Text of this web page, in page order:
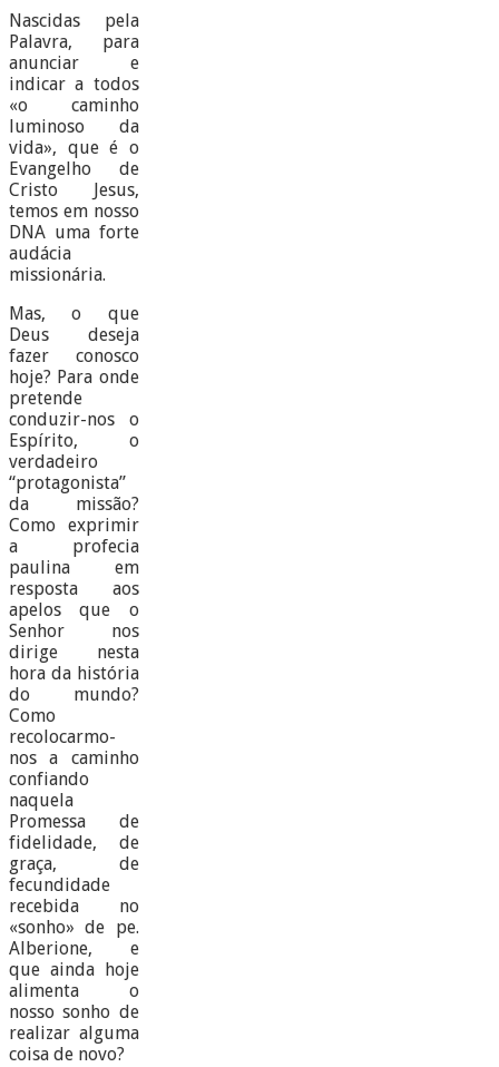
Nascidas pela
Palavra, para
anunciar e
indicar a todos
«o caminho
luminoso da
vida», que é o
Evangelho de
Cristo Jesus,
temos em nosso
DNA uma forte
audácia
missionária.
Mas, o que
Deus deseja
fazer conosco
hoje? Para onde
pretende
conduzir-nos o
Espírito, o
verdadeiro
“protagonista”
da missão?
Como exprimir
a profecia
paulina em
resposta aos
apelos que o
Senhor nos
dirige nesta
hora da história
do mundo?
Como
recolocarmo-
nos a caminho
confiando
naquela
Promessa de
fidelidade, de
graça, de
fecundidade
recebida no
«sonho» de pe.
Alberione, e
que ainda hoje
alimenta o
nosso sonho de
realizar alguma
coisa de novo?